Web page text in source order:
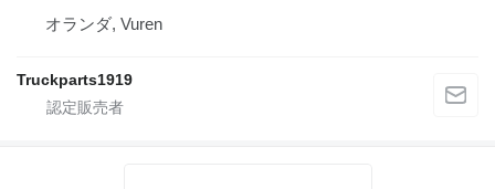
オランダ, Vuren
Truckparts1919